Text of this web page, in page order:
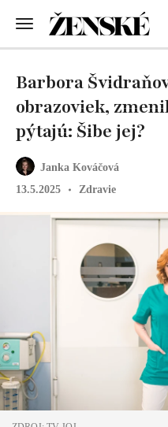
Janka Kováčová
13.5.2025
Zdravie
Barbora
obrazoviek,
pýtajú: Šibe jej?